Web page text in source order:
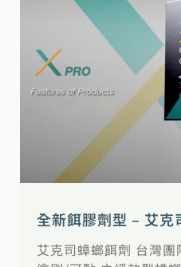
全新餌膠劑型 – 艾克
艾克司蟑螂餌劑 台灣